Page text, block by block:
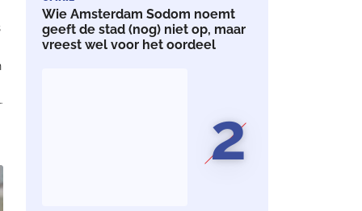
Wie Amsterdam Sodom noemt
geeft de stad (nog) niet op, maar
vreest wel voor het oordeel
2